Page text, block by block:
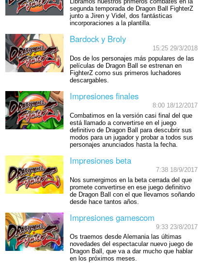
Libramos nuestros primeros combates en la
segunda temporada de Dragon Ball FighterZ
junto a Jiren y Videl, dos fantásticas
incorporaciones a la plantilla.
Bardock y Broly
15:25 29/3/2018
Dos de los personajes más populares de las
películas de Dragon Ball se estrenan en
FighterZ como sus primeros luchadores
descargables.
Impresiones finales
8:00 18/12/2017
Combatimos en la versión casi final del que
está llamado a convertirse en el juego
definitivo de Dragon Ball para descubrir sus
modos para un jugador y probar a todos sus
personajes anunciados hasta la fecha.
Impresiones beta
7:38 18/9/2017
Nos sumergimos en la beta cerrada del que
promete convertirse en ese juego definitivo
de Dragon Ball con el que llevamos soñando
desde hace tantos años.
Impresiones gamescom
9:33 23/8/2017
Os traemos desde Alemania las últimas
novedades del espectacular nuevo juego de
Dragon Ball, que va a dar mucho que hablar
en los próximos meses.